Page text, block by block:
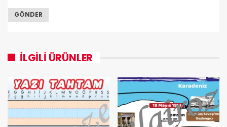
İLGILI ÜRÜNLER